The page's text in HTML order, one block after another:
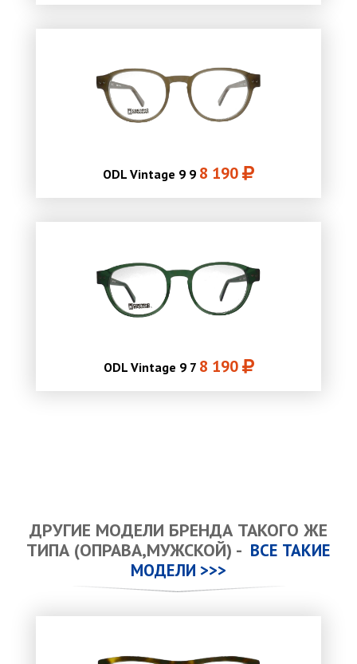
ODL Vintage 9 9 8 190
ODL Vintage 9 7 8 190
ДРУГИЕ МОДЕЛИ БРЕНДА ТАКОГО ЖЕ
ТИПА (ОПРАВА,МУЖСКОЙ) - ВСЕ ТАКИЕ
МОДЕЛИ >>>